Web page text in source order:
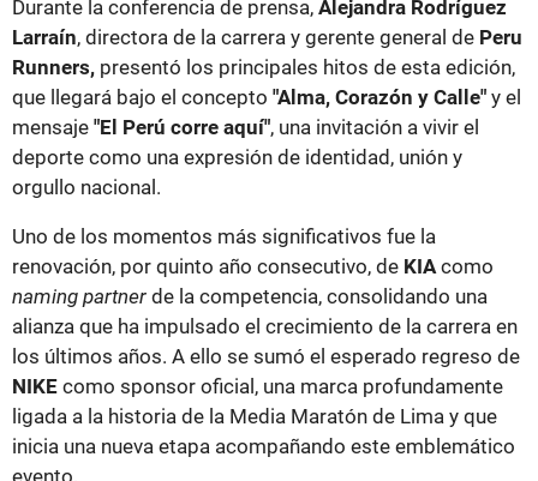
Durante la conferencia de prensa, Alejandra Rodríguez
Larraín, directora de la carrera y gerente general de Peru
Runners, presentó los principales hitos de esta edición,
que llegará bajo el concepto "Alma, Corazón y Calle" y el
mensaje "El Perú corre aquí", una invitación a vivir el
deporte como una expresión de identidad, unión y
orgullo nacional.
Uno de los momentos más significativos fue la
renovación, por quinto año consecutivo, de KIAcomo
naming partner de la competencia, consolidando una
alianza que ha impulsado el crecimiento de la carrera en
los últimos años. A ello se sumó el esperado regreso de
NIKE como sponsor oficial, una marca profundamente
ligada a la historia de la Media Maratón de Lima y que
inicia una nueva etapa acompañando este emblemático